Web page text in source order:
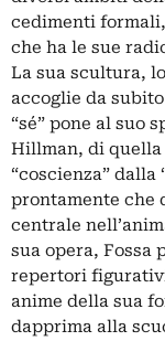
cedimenti
che ha le sue
La sua scultura,
accoglie da
“sé” pone al suo
Hillman, di quella
“coscienza” dalla
prontamente che
centrale
sua opera, Fossa
repertori
anime della sua
dapprima alla